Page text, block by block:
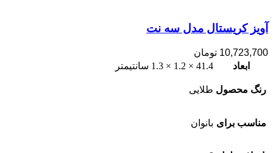
آویز کریستال مدل سه نت
10,723,700 تومان
ابعاد
41.4 × 1.2 × 1.3 سانتیمتر
رنگ محصول طلایی
مناسب برای بانوان